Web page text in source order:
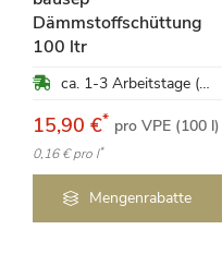
Dämmstoffschüttung
100 ltr
ca. 1-3 Arbeitstage (Mo-Fr)
15,90 €* pro VPE (100 l)
0,16 €pro l*
Mengenrabatte